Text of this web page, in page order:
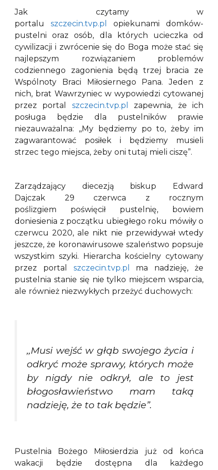
Jak czytamy w
portalu szczecin.tvp.pl
opiekunami domków-
pustelni oraz osób, dla których ucieczka od
cywilizacji i zwrócenie się do Boga może stać się
najlepszym rozwiązaniem problemów
codziennego zagonienia będą trzej bracia ze
Wspólnoty Braci Miłosiernego Pana. Jeden z
nich, brat Wawrzyniec w wypowiedzi cytowanej
przez portal szczecin.tvp.pl
zapewnia, że ich
posługa będzie dla pustelników prawie
niezauważalna: ,,My będziemy po to, żeby im
zagwarantować posiłek i będziemy musieli
strzec tego miejsca, żeby oni tutaj mieli ciszę”.
Zarządzający diecezją biskup Edward
Dajczak 29 czerwca z rocznym
poślizgiem poświęcił pustelnię, bowiem
doniesienia z początku ubiegłego roku mówiły o
czerwcu 2020, ale nikt nie przewidywał wtedy
jeszcze, że koronawirusowe szaleństwo popsuje
wszystkim szyki. Hierarcha kościelny cytowany
przez portal szczecin.tvp.pl
ma nadzieję, że
pustelnia stanie się nie tylko miejscem wsparcia,
ale również niezwykłych przeżyć duchowych:
,,Musi wejść w głąb swojego życia i
odkryć może sprawy, których może
by nigdy nie odkrył, ale to jest
błogosławieństwo mam taką
nadzieję, że to tak będzie”.
Pustelnia Bożego Miłosierdzia już od końca
wakacji będzie dostępna dla każdego